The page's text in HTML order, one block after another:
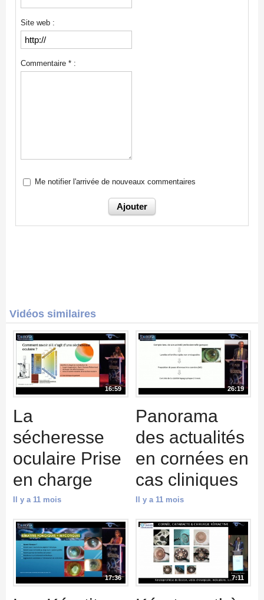
Vidéos similaires
16:59
La
sécheresse
oculaire Prise
en charge
Il y a 11 mois
26:19
Panorama
des actualités
en cornées en
cas cliniques
Il y a 11 mois
17:36 7:11
Site web :
Commentaire * :
Me notifier l'arrivée de nouveaux commentaires